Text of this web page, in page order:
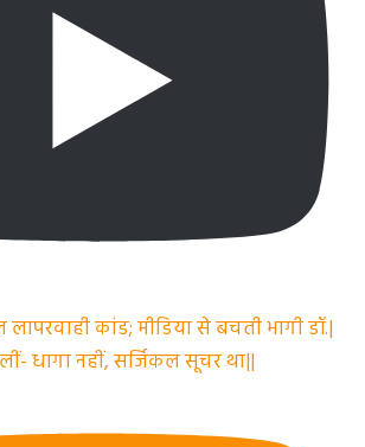
कांड; मीडिया से बचती भागी डॉ.|
धागा नहीं, सर्जिकल सूचर था||